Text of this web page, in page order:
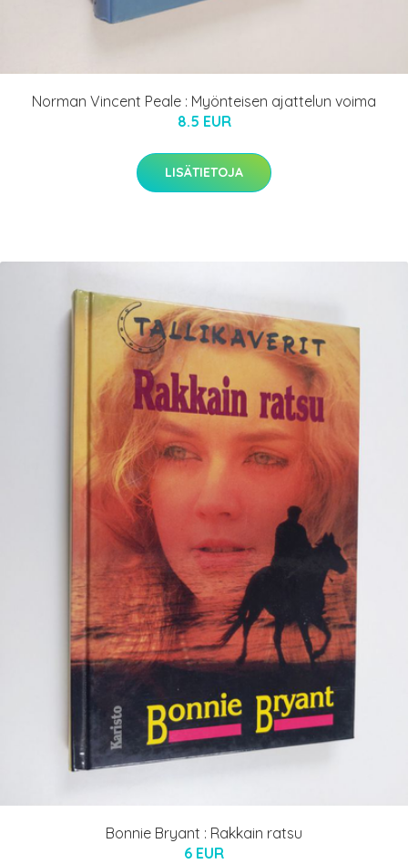
Norman Vincent Peale : Myönteisen ajattelun voima
8.5 EUR
LISÄTIETOJA
Bonnie Bryant : Rakkain ratsu
6 EUR